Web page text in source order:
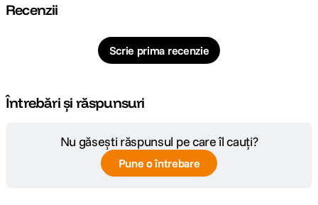
f/1.9
DIMENSIUNE / GREUTATE:
112 mm
1044 g
Recenzii
Scrie prima recenzie
Întrebări și răspunsuri
Nu găsești răspunsul pe care îl cauți?
Pune o întrebare